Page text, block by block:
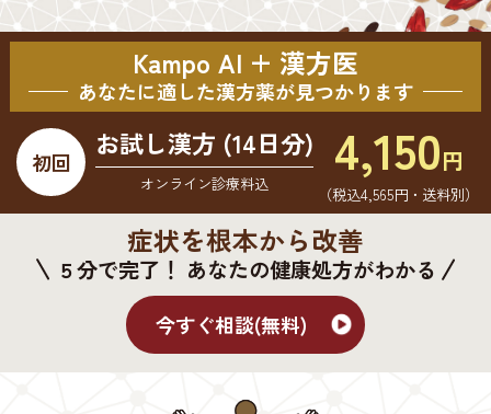
Kampo AI + 漢方医
あなたに適した漢方薬が見つかります
初回
お試し漢方 (14日分)
オンライン診療料込 4,150円
（税込4,565円・送料別）
症状を根本から改善
５分で完了！ あなたの健康処方がわかる
今すぐ相談(無料)